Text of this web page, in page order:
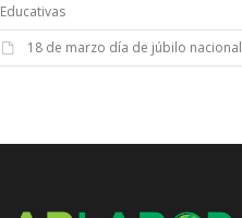
Educativas
18 de marzo día de júbilo nacional